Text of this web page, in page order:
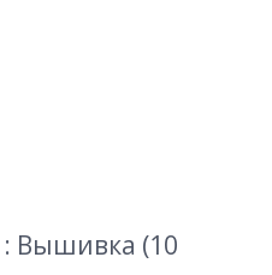
Вышивка (10